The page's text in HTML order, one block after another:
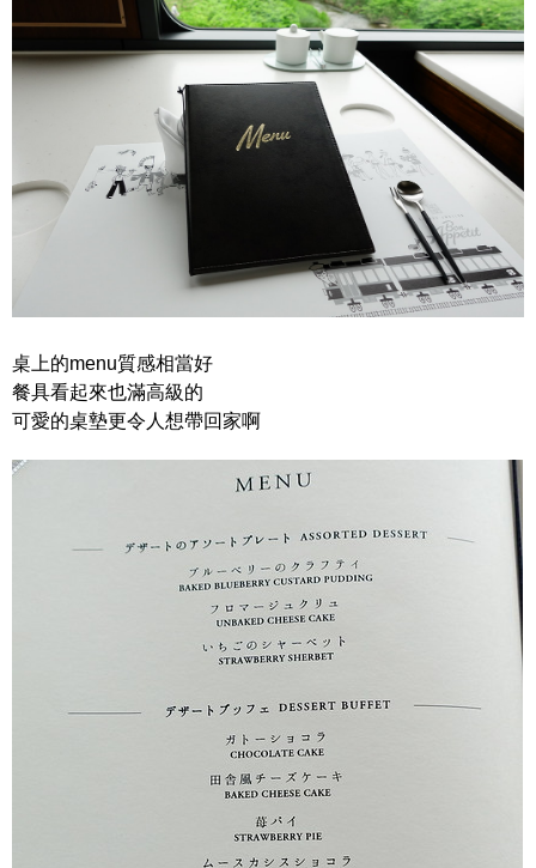
桌上的menu質感相當好
餐具看起來也滿高級的
可愛的桌墊更令人想帶回家啊